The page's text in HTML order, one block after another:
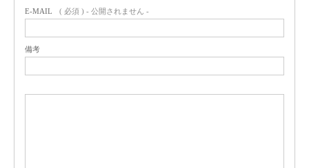
E-MAIL ( 必須 ) - 公開されません -
備考